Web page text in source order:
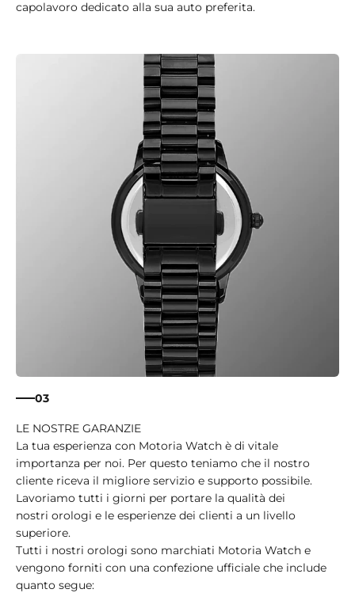
capolavoro dedicato alla sua auto preferita.
03
La tua esperienza con Motoria Watch è di vitale
importanza per noi. Per questo teniamo che il nostro
cliente riceva il migliore servizio e supporto possibile.
Lavoriamo tutti i giorni per portare la qualità dei
nostri orologi e le esperienze dei clienti a un livello
superiore.
Tutti i nostri orologi sono marchiati Motoria Watch e
vengono forniti con una confezione ufficiale che include
quanto segue: